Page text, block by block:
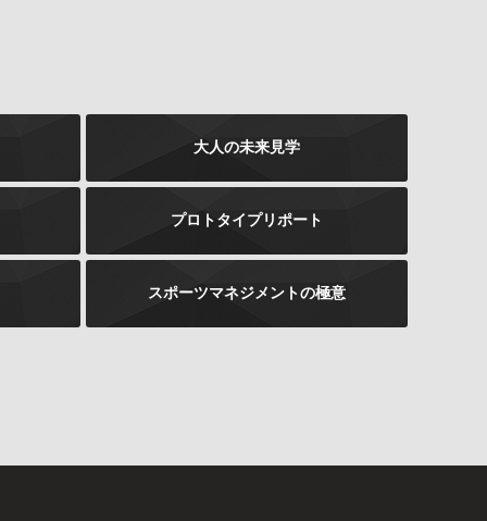
大人の未来見学
プロトタイプリポート
スポーツマネジメントの極意